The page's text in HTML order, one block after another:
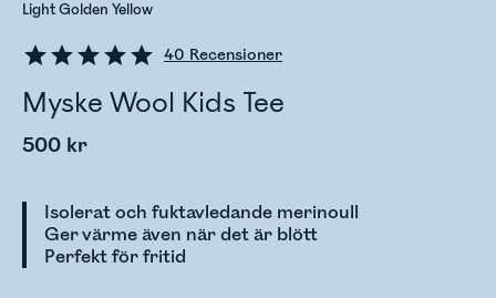
40 Recensioner
Myske Wool Kids Tee
500 kr
Isolerat och fuktavledande merinoull
Ger värme även när det är blött
Perfekt för fritid
Light Golden Yellow